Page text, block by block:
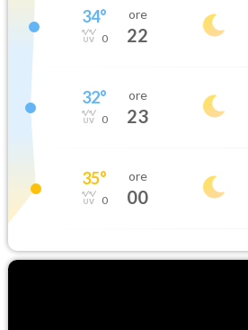
34°
0
ore
22
32°
0
ore
23
35°
0
ore
00